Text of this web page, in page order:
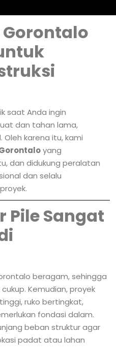
Gorontalo
saat Anda ingin
dan tahan lama,
karena itu, kami
yang
dan didukung peralatan
dan selalu
Pile Sangat
beragam, sehingga
Kemudian, proyek
ruko bertingkat,
fondasi dalam.
beban struktur agar
padat atau lahan